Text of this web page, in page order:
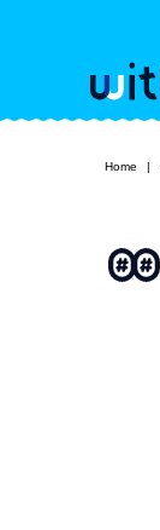
Home